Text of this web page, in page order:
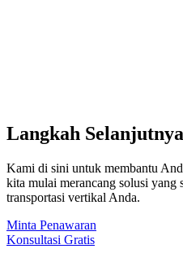
Langkah Selanjutnya
Kami di sini untuk membantu
kita mulai merancang solusi yang
transportasi vertikal Anda.
Minta Penawaran
Konsultasi Gratis